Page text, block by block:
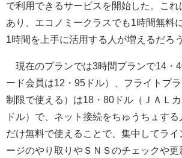
で利用できるサービスを開始した。こ
あり、エコノミークラスでも1時間無料
1時間を上手に活用する人が増えるだろう
現在のプランでは3時間プランで14・
ード会員は12・95ドル）、フライトプ
制限で使える）は18・80ドル（ＪＡＬ
ドル）で、ネット接続をちゅうちょす
だけ無料で使えることで、集中してラ
ージのやり取りやＳＮＳのチェックや